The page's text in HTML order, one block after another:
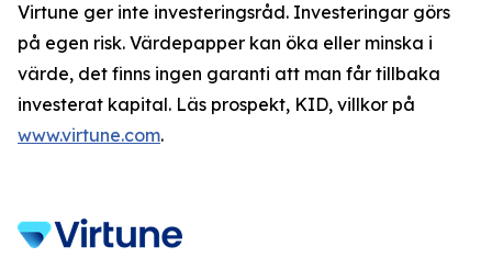
Virtune ger inte investeringsråd. Investeringar görs
på egen risk. Värdepapper kan öka eller minska i
värde, det finns ingen garanti att man får tillbaka
investerat kapital. Läs prospekt, KID, villkor på
www.virtune.com.